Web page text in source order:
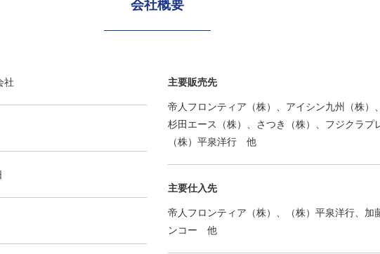
会社概要
社 主要販売先
帝人フロンティア（株）、アイシン九州（株）
杉田エース（株）、さつき（株）、フジクラプ
（株）平泉洋行 他
主要仕入先
帝人フロンティア（株）、（株）平泉洋行、加
ンコー 他